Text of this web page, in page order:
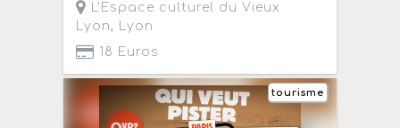
L'Espace culturel du Vieux
Lyon, Lyon
18 Euros
tourisme